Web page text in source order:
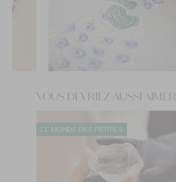
VOUS DEVRIEZ AUSSI AIMER
LE MONDE DES PIERRES